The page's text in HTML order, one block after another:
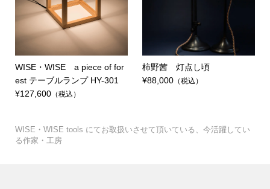
WISE・WISE a piece of for
est テーブルランプ HY-301
¥127,600（税込）
柿野茜 灯点し頃
¥88,000 （税込）
WISE・WISE tools にてお取扱いさせて頂いている、今活躍してい
る作家・工房